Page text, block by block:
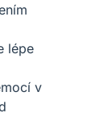
lépe
v